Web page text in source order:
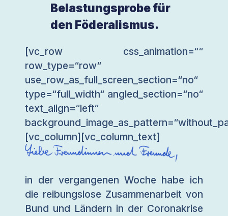
Belastungsprobe für
den Föderalismus.
[vc_row css_animation=““
row_type=“row“
use_row_as_full_screen_section=“no“
type=“full_width“ angled_section=“no“
text_align=“left“
[vc_column][vc_column_text]
in der vergangenen Woche habe ich
die reibungslose Zusammenarbeit von
Bund und Ländern in der Coronakrise